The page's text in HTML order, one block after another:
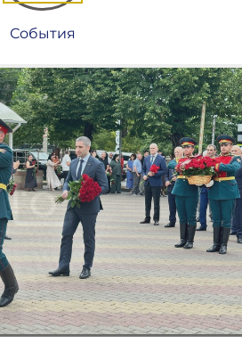
События